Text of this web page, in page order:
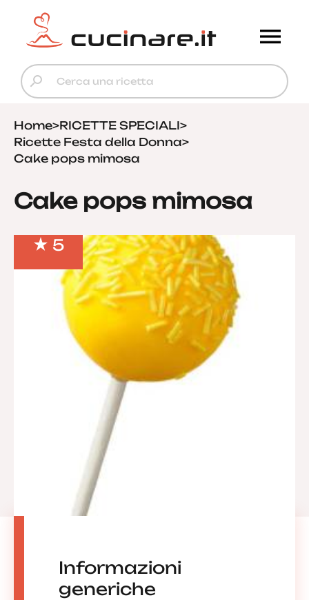
Home>RICETTE SPECIALI>
Ricette Festa della Donna>
Cake pops mimosa
Cake pops mimosa
5
Informazioni
generiche